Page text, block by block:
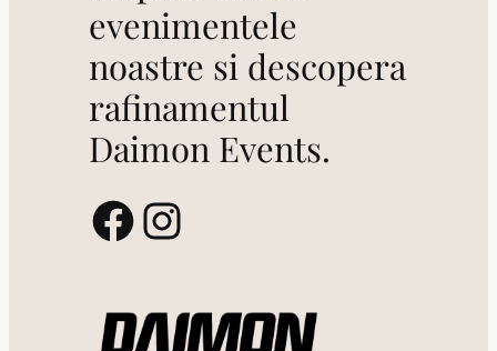
evenimentele
noastre si descopera
rafinamentul
Daimon Events.
Facebook
Instagram